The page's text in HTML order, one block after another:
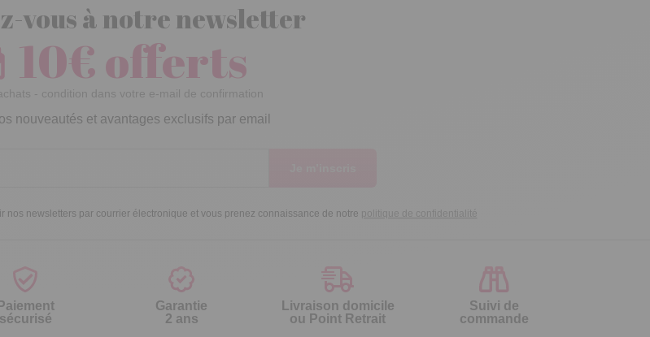
vous à notre newsletter
10€ offerts
- condition dans votre e-mail de confirmation
nouveautés et avantages exclusifs par email
newsletters par courrier électronique et vous prenez connaissance de notre politique de confidentialité
Paiement
sécurisé
Garantie
2 ans
Livraison domicile
ou Point Retrait
Suivi de
commande